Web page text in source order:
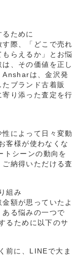
ために
際、「どこで売れ
らえるか」とお悩
、その価値を正し
Ansharは、金沢発
ブランド古着販
り添った査定を行
によって日々変動
客様が使わなくな
トシーンの動向を
納得いただける査
組み
額が思っていたよ
る悩みの一つで
るために以下のサ
前に、LINEで大ま